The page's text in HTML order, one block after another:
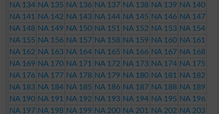
NA 134 NA 135 NA 136 NA 137 NA 138 NA 139 NA 140
NA 141
NA 142 NA 143 NA 144 NA 145 NA 146 NA 147
NA 148 NA 149 NA 150 NA 151 NA 152 NA 153 NA 154
NA 155 NA 156 NA 157 NA 158 NA 159 NA 160 NA 161
NA 162 NA 163 NA 164 NA 165 NA 166 NA 167 NA 168
NA 169 NA 170 NA 171 NA 172 NA 173 NA 174 NA 175
NA 176 NA 177 NA 178 NA 179 NA 180 NA 181
NA 182
NA 183 NA 184 NA 185 NA 186 NA 187 NA 188 NA 189
NA 190 NA 191 NA 192 NA 193 NA 194 NA 195 NA 196
NA 197 NA 198 NA 199 NA 200 NA 201 NA 202 NA 203